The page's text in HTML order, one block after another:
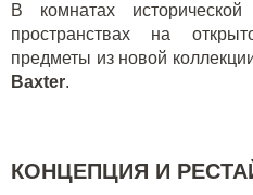
В комнатах
пространствах на
предметы из новой
Baxter.
КОНЦЕПЦИЯ И